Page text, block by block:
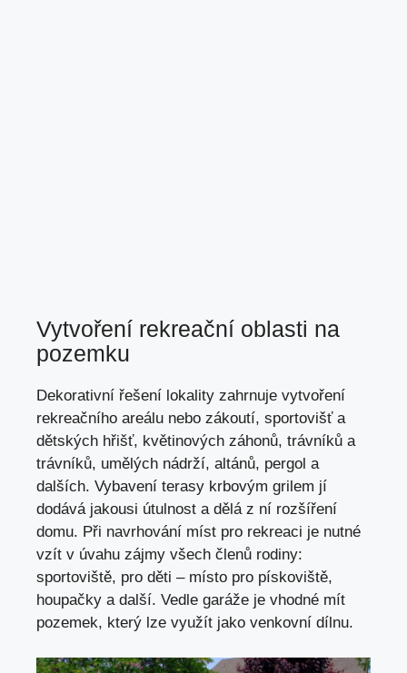
Vytvoření rekreační oblasti na
pozemku
Dekorativní řešení lokality zahrnuje vytvoření
rekreačního areálu nebo zákoutí, sportovišť a
dětských hřišť, květinových záhonů, trávníků a
trávníků, umělých nádrží, altánů, pergol a
dalších. Vybavení terasy krbovým grilem jí
dodává jakousi útulnost a dělá z ní rozšíření
domu. Při navrhování míst pro rekreaci je nutné
vzít v úvahu zájmy všech členů rodiny:
sportoviště, pro děti – místo pro pískoviště,
houpačky a další. Vedle garáže je vhodné mít
pozemek, který lze využít jako venkovní dílnu.